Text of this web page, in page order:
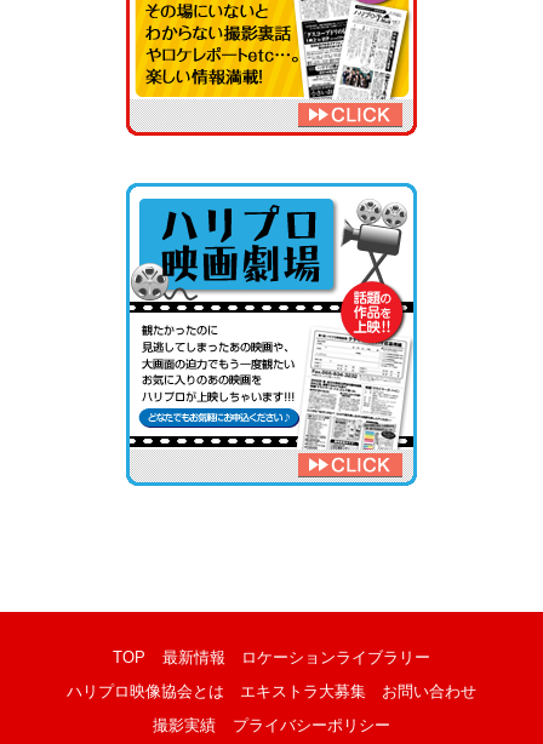
TOP 最新情報
ロケーションライブラリー
ハリプロ映像協会とは
エキストラ大募集
お問い合わせ
撮影実績
プライバシーポリシー